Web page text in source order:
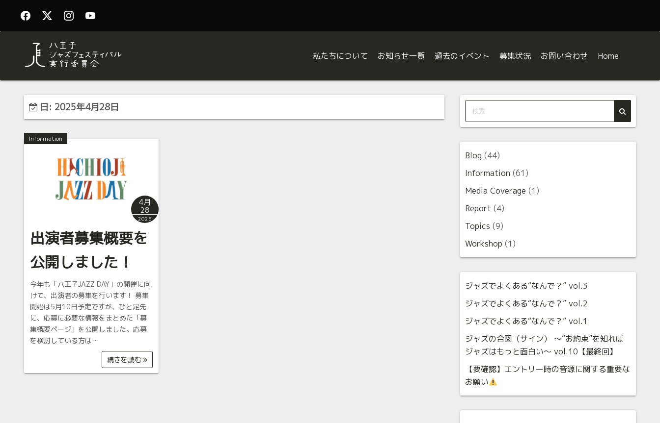
私たちについて
About Us
お知らせ一覧
Information
Report
中の人の課題曲解説
ジャズの合図（サイン） 〜“お約束”を知ればジャズはもっと面
ジャズでよくある”なんで？”
過去のイベント
八王子JAZZ DAY 八王子JAZZ DAY2025
八王子JAZZ DAY2024
八王子JAZZ DAY2023
八王子JAZZ DAY2021
Workshop
募集状況
八王子JAZZ DAY2026出演者募集
ボランティア募集
BE A SUPPORTER
お問い合わせ Home
日: 2025年4月28日
Information
4月
28
2025
出演者募集概要を
公開しました！
今年も「八王子JAZZ DAY」の開催に向
けて、出演者の募集を行います！ 募集
開始は5月10日予定ですが、ひと足先
に、応募に必要な情報をまとめた「募
集概要ページ」を公開しました。応募
を検討している方は…
続きを読む
Blog (44)
Information (61)
Media Coverage (1)
Report (4)
Topics (9)
Workshop (1)
ジャズでよくある“なんで？” vol.3
ジャズでよくある“なんで？” vol.2
ジャズでよくある“なんで？” vol.1
ジャズの合図（サイン） 〜“お約束”を知れば
ジャズはもっと面白い〜 vol.10【最終回】
【要確認】エントリー時の音源に関する重要な
お願い